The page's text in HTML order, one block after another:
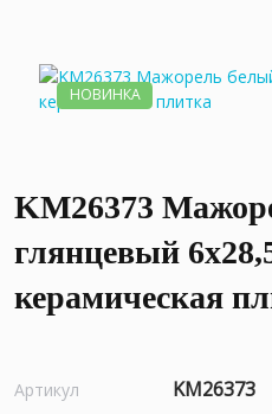
НОВИНКА
KM26373
глянцевый
керамическая
Артикул KM26373